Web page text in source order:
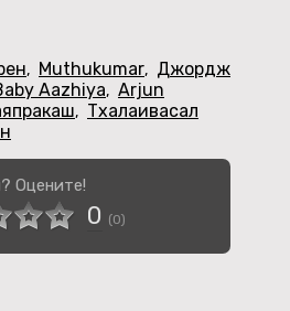
, Muthukumar, Джордж
Aazhiya, Arjun
, Тхалаивасал
Оцените!
0 (0)